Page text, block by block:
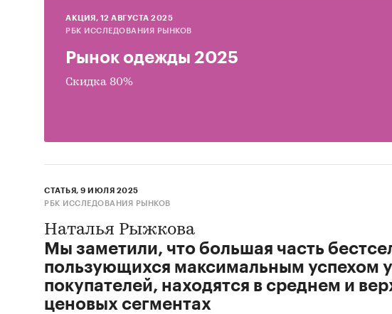
Анализ сезонности
Компания «Экспресс-
готовых исследований.
возможность в сжатом
ситуации на рынке.
AКЦИЯ, 12 АВГУСТА 2025
РБК ИССЛЕДОВАНИЯ РЫНКОВ
Рынок одежды 2025
Скидка 80%
СТАТЬЯ, 9 ИЮЛЯ 2025
РБК ИССЛЕДОВАНИЯ РЫНКОВ
Наталья Рыжкова
Мы заметили, что большая часть
пользующихся максимальным успехом у
покупателей, находятся в среднем и
ценовых сегментах